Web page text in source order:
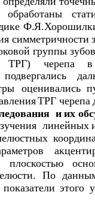
обработаны
Ф.Я.
симметричности
группы зубов
ТРГ) черепа
в
подвергались
оценивались
ТРГ черепа
и их
линейных
плоскостью
. По
показатели этого